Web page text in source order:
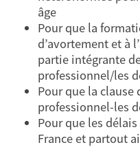
âge
Pour que la
d’avortement et à
partie intégrante
professionnel/les
Pour que la clause
professionnel-les
Pour que les
France et partout